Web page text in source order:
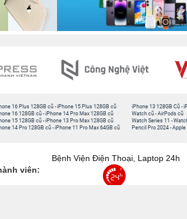
16 Plus 128GB cũ-iPhone 15 Plus 128GB cũ
16 128GB cũ-iPhone 14 Pro Max 128GB cũ
15 128GB cũ-iPhone 13 Pro Max 128GB cũ
14 Pro 128GB cũ-iPhone 11 Pro Max 64GB cũ
iPhone 13 128GB Cũ -
Watch cũ -AirPods cũ
Watch Series 11 -
Pencil Pro 2024 -Apple
viên:
Bệnh Viện Điện Thoại, Laptop 24h